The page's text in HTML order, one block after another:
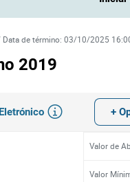
Data de término:03/10/2025
2019
+
Valor de
Valor